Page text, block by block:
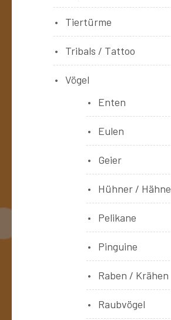
Tiertürme
Tribals / Tattoo
Vögel
Enten
Eulen
Geier
Hühner / Hähne
Pelikane
Pinguine
Raben / Krähen
Raubvögel